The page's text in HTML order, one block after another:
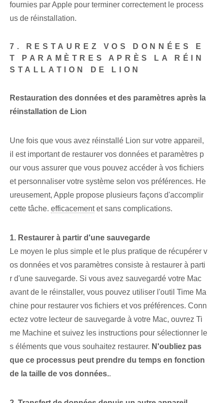
fournies par Apple pour terminer correctement le process
us de réinstallation.
7. RESTAUREZ VOS DONNÉES E
T PARAMÈTRES APRÈS LA RÉIN
STALLATION DE LION
Restauration des données et des paramètres après la
réinstallation de Lion
Une fois que vous avez réinstallé Lion sur votre appareil,
il est important de restaurer vos données et paramètres p
our vous assurer que vous pouvez accéder à vos fichiers
et personnaliser votre système selon vos préférences. He
ureusement, Apple propose plusieurs façons d'accomplir
cette tâche. efficacementet sans complications.
1. ⁣Restaurer⁢ à partir d'une sauvegarde
Le moyen le plus simple et le plus pratique de récupérer v
os données et vos paramètres consiste à restaurer à parti
r d'une sauvegarde. Si vous avez sauvegardé votre Mac
avant de le réinstaller, vous pouvez utiliser l'outil Time Ma
chine pour restaurer vos fichiers et vos préférences. Conn
ectez votre lecteur de sauvegarde à votre Mac, ouvrez Ti
me Machine et suivez les instructions pour sélectionner le
s éléments que vous souhaitez restaurer. N'oubliez pas
que ce processus peut prendre du temps en fonction
de la taille de vos données..